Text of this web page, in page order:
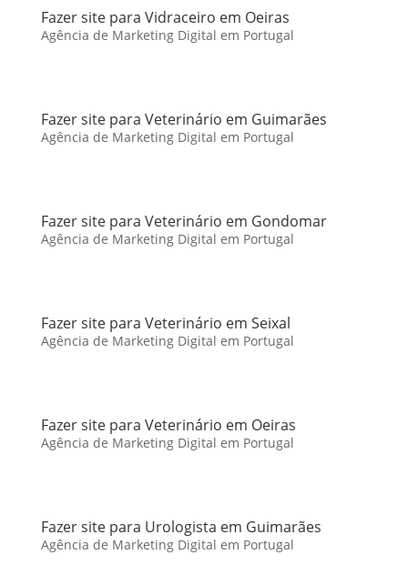
Fazer site para Vidraceiro em Oeiras
Agência de Marketing Digital em Portugal
Fazer site para Veterinário em Guimarães
Agência de Marketing Digital em Portugal
Fazer site para Veterinário em Gondomar
Agência de Marketing Digital em Portugal
Fazer site para Veterinário em Seixal
Agência de Marketing Digital em Portugal
Fazer site para Veterinário em Oeiras
Agência de Marketing Digital em Portugal
Fazer site para Urologista em Guimarães
Agência de Marketing Digital em Portugal